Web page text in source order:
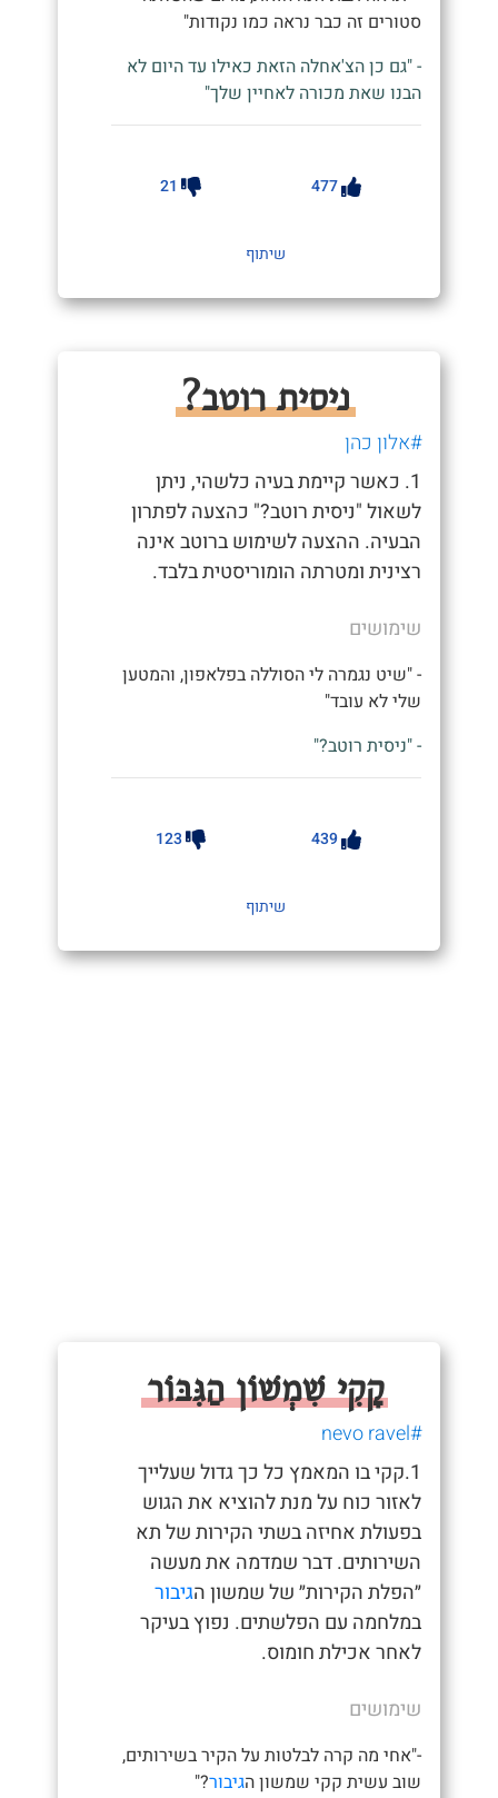
סטורים זה כבר נראה כמו נקודות"
- "גם כן הצ'אחלה הזאת כאילו עד היום לא
הבנו שאת מכורה לאחיין שלך"
477
21
שיתוף
ניסית רוטב?
#אלון כהן
1. כאשר קיימת בעיה כלשהי, ניתן
לשאול "ניסית רוטב?" כהצעה לפתרון
הבעיה. ההצעה לשימוש ברוטב אינה
רצינית ומטרתה הומוריסטית בלבד.
שימושים
- "שיט נגמרה לי הסוללה בפלאפון, והמטען
שלי לא עובד"
- "ניסית רוטב?"
439
123
שיתוף
קָקִי שִׁמְשׁוֹן הַגִּבּוֹר
#nevo ravel
1.קקי בו המאמץ כל כך גדול שעלייך
לאזור כוח על מנת להוציא את הגוש
בפעולת אחיזה בשתי הקירות של תא
השירותים. דבר שמדמה את מעשה
״הפלת הקירות״ של שמשון הגיבור
במלחמה עם הפלשתים. נפוץ בעיקר
לאחר אכילת חומוס.
שימושים
-"אחי מה קרה לבלטות על הקיר בשירותים,
שוב עשית קקי שמשון הגיבור?"